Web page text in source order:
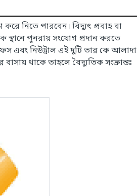
নিতে পারবেন। বিদ্যুৎ প্রবাহ বা
স্থানে পুনরায় সংযোগ প্রদান করতে
এবং নিউট্রাল এই দুটি তার কে আলাদা
থাকে তাহলে বৈদ্যুতিক সংক্রান্তঃ